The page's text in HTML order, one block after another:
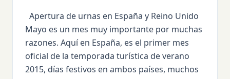
Apertura de urnas en España y Reino Unido
Mayo es un mes muy importante por muchas
razones. Aquí en España, es el primer mes
oficial de la temporada turística de verano
2015, días festivos en ambos países, muchos